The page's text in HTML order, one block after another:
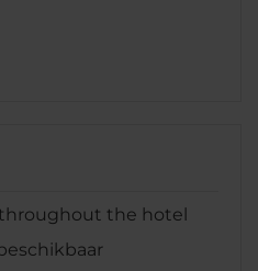
the hotel